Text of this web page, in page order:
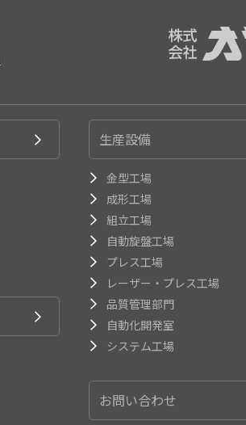
生産設備
金型工場
成形工場
組立工場
自動旋盤工場
プレス工場
レーザー・プレス工場
品質管理部門
自動化開発室
システム工場
お問い合わせ